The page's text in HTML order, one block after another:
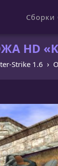
Сборки
HD
Strike 1.6